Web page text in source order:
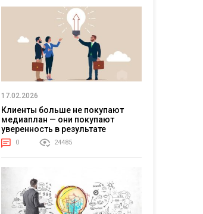
17.02.2026
Клиенты больше не покупают
медиаплан — они покупают
уверенность в результате
0 24485